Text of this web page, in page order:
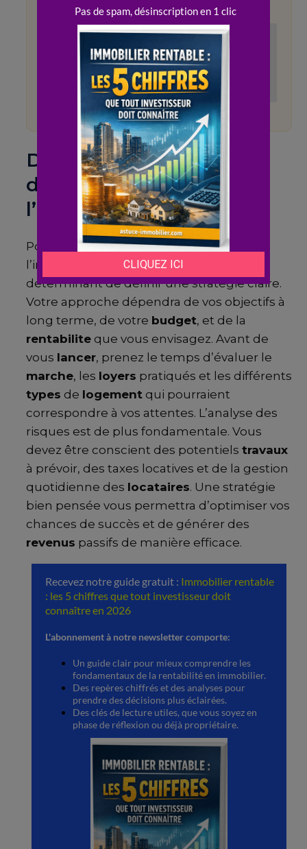
Lire aussi :
immeuble de rapport et pourquoi
investir dans ce type de bien ?
Définir votre stratégie
d’investissement dans
l’immobilier locatif
Pour démarrer dans le monde de
l’investissementimmobilier
déterminant de définir une stratégie claire.
Votre approche dépendra de vos objectifs à
long terme, de votre budget, et de la
rentabilite que vous envisagez. Avant de
vous lancer, prenez le temps d’évaluer le
marche, les loyers pratiqués et les différents
types de logement qui pourraient
correspondre à vos attentes. L’analyse des
risques est de plus fondamentale. Vous
devez être conscient des potentiels travaux
à prévoir, des taxes locatives et de la gestion
quotidienne des locataires. Une stratégie
bien pensée vous permettra d’optimiser vos
chances de succès et de générer des
revenus passifs de manière efficace.